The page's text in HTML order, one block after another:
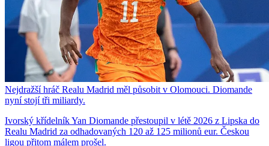
Nejdražší hráč Realu Madrid měl působit v Olomouci. Diomande
nyní stojí tři miliardy.
Ivorský křídelník Yan Diomande přestoupil v létě 2026 z Lipska do
Realu Madrid za odhadovaných 120 až 125 milionů eur. Českou
ligou přitom málem prošel.